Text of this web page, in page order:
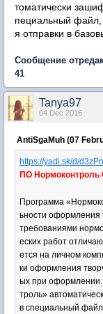
томатически
пециальный файл,
я отправки в
Сообщение
41
Tanya97
04 Dec 2016
AntiSgaMuh (07
https://yadi.sk/d/
ПО Нормоконтроль
Программа
ьности оформления
требованиями
еских работ
ется на личном
ки оформления
ых при оформлении.
троль»
в специальный